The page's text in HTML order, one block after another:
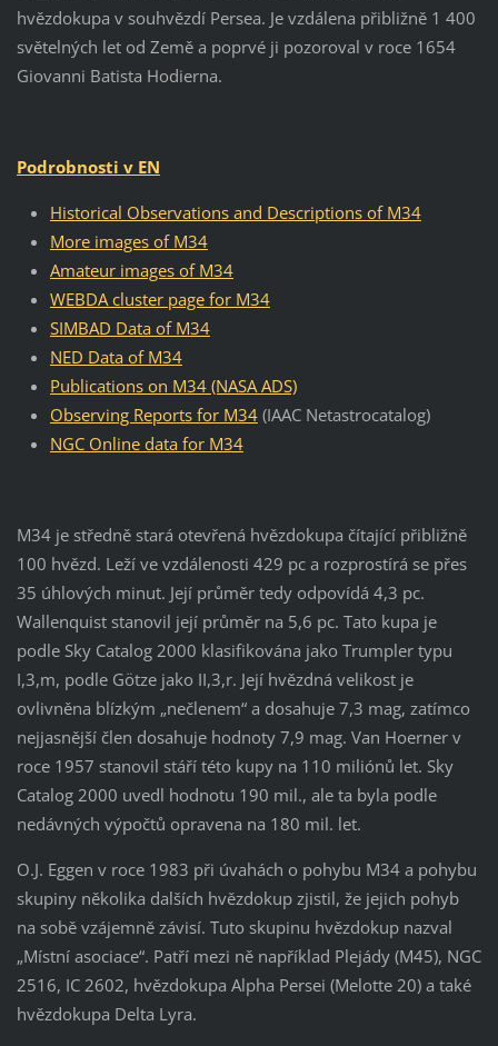
hvězdokupa v souhvězdí Persea. Je vzdálena přibližně 1 400
světelných let od Země a poprvé ji pozoroval v roce 1654
Giovanni Batista Hodierna.
Podrobnosti v EN
Historical Observations and Descriptions of M34
More images of M34
Amateur images of M34
WEBDA cluster page for M34
SIMBAD Data of M34
NED Data of M34
Publications on M34 (NASA ADS)
Observing Reports for M34(IAAC Netastrocatalog)
NGC Online data for M34
M34 je středně stará otevřená hvězdokupa čítající přibližně
100 hvězd. Leží ve vzdálenosti 429 pc a rozprostírá se přes
35 úhlových minut. Její průměr tedy odpovídá 4,3 pc.
Wallenquist stanovil její průměr na 5,6 pc. Tato kupa je
podle Sky Catalog 2000 klasifikována jako Trumpler typu
I,3,m, podle Götze jako II,3,r. Její hvězdná velikost je
ovlivněna blízkým „nečlenem“ a dosahuje 7,3 mag, zatímco
nejjasnější člen dosahuje hodnoty 7,9 mag. Van Hoerner v
roce 1957 stanovil stáří této kupy na 110 miliónů let. Sky
Catalog 2000 uvedl hodnotu 190 mil., ale ta byla podle
nedávných výpočtů opravena na 180 mil. let.
O.J. Eggen v roce 1983 při úvahách o pohybu M34 a pohybu
skupiny několika dalších hvězdokup zjistil, že jejich pohyb
na sobě vzájemně závisí. Tuto skupinu hvězdokup nazval
„Místní asociace“. Patří mezi ně například Plejády (M45), NGC
2516, IC 2602, hvězdokupa Alpha Persei (Melotte 20) a také
hvězdokupa Delta Lyra.